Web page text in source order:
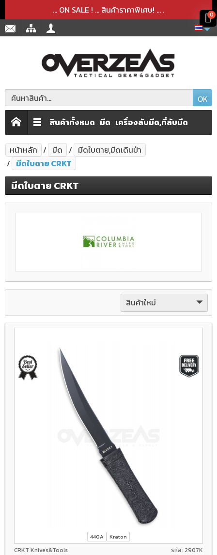
... ON SALE ! ... สินค้าราคาพิเศษ! ... .
OK
สินค้าทั้งหมด มีด เครื่องลับมีด,ที่ลับมีด
หน้าหลัก มีด
มีดใบตาย,มีดเดินป่า
มีดใบตาย CRKT
มีดใบตาย CRKT
สินค้าใหม่
440A Kraton
CRKT Knives&Tools รหัส: 2907K
สินค้าได้เพิ่มลงในตะกร้าเรียบร้อยแล้ว
สินค้าได้ถูกลบออกจากตะกร้าเรียบร้อยแล้ว
0